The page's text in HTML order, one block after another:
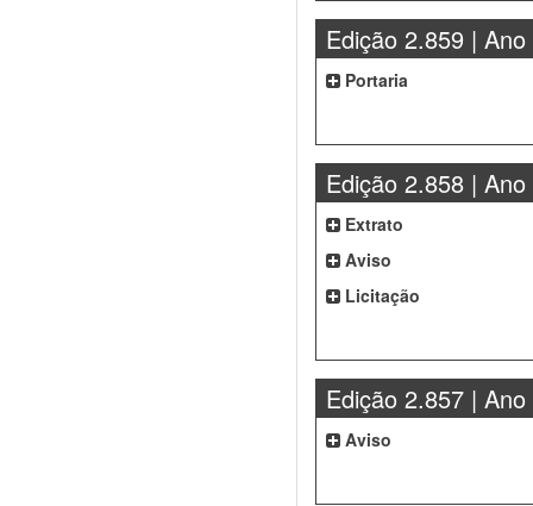
Edição 2.859 | Ano
Portaria
Edição 2.858 | Ano
Extrato
Aviso
Licitação
Edição 2.857 | Ano
Aviso